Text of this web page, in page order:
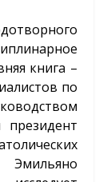
книга –
по
Эмильяно